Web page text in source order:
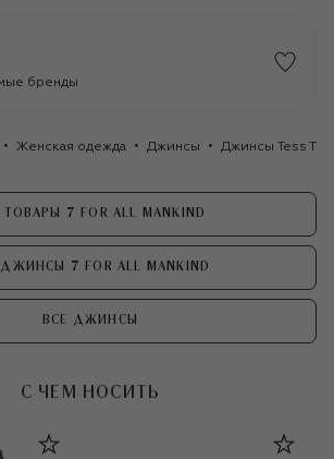
бренды
Женская одежда Джинсы Джинсы Tess
ТОВАРЫ 7 FOR ALL MANKIND
ДЖИНСЫ 7 FOR ALL MANKIND
ВСЕ ДЖИНСЫ
С ЧЕМ НОСИТЬ